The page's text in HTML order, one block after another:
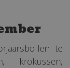
te
krokussen,